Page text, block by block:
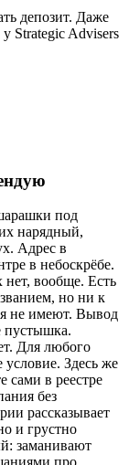
депозит. Даже
Strategic Advisers
под
нарядный,
Адрес в
в небоскрёбе.
нет, вообще. Есть
но ни к
не имеют. Вывод
пустышка.
Для любого
условие. Здесь же
сами в реестре
без
рассказывает
и грустно
заманивают